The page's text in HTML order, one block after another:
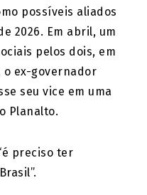
possíveis aliados
2026. Em abril, um
pelos dois, em
ex-governador
seu vice em uma
Planalto.
preciso ter